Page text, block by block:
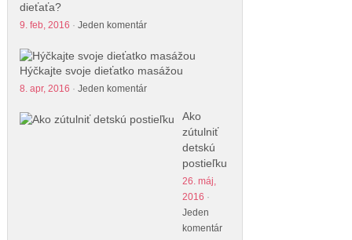
dieťaťa?
9. feb, 2016 · Jeden komentár
Hýčkajte svoje dieťatko masážou
8. apr, 2016 · Jeden komentár
Ako
zútulniť
detskú
postieľku
26. máj,
2016 ·
Jeden
komentár